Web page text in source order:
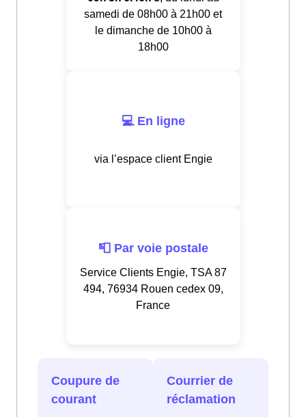
samedi de 08h00 à 21h00 et
le dimanche de 10h00 à
18h00
💻 En ligne
via l’espace client Engie
📮 Par voie postale
Service Clients Engie, TSA 87
494, 76934 Rouen cedex 09,
France
Coupure de
courant
Courrier de
réclamation